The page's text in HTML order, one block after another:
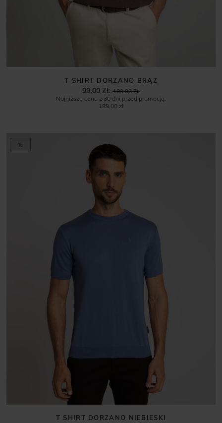
T SHIRT DORZANO BRĄZ
189,00 ZŁ
99,00 ZŁ
Najniższa cena z 30 dni przed promocją:
189,00 zł
%
T SHIRT DORZANO NIEBIESKI